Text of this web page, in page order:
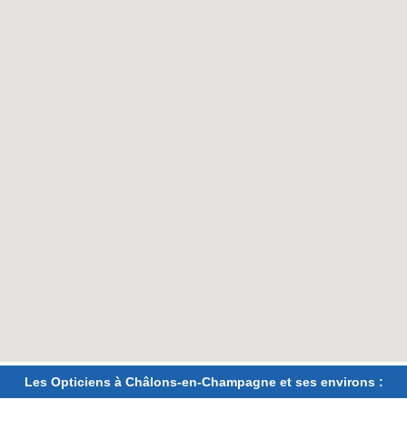
Les Opticiens à Châlons-en-Champagne et ses environs :